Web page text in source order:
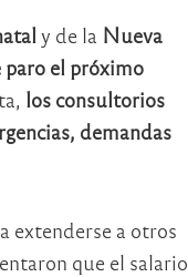
y de la Nueva
el próximo
los consultorios
demandas
extenderse a otros
que el salario